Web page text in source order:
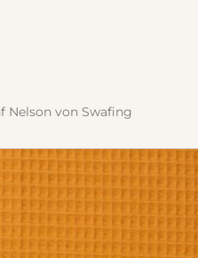
Stoffbundles
Stickpakete
Nelson von Swafing